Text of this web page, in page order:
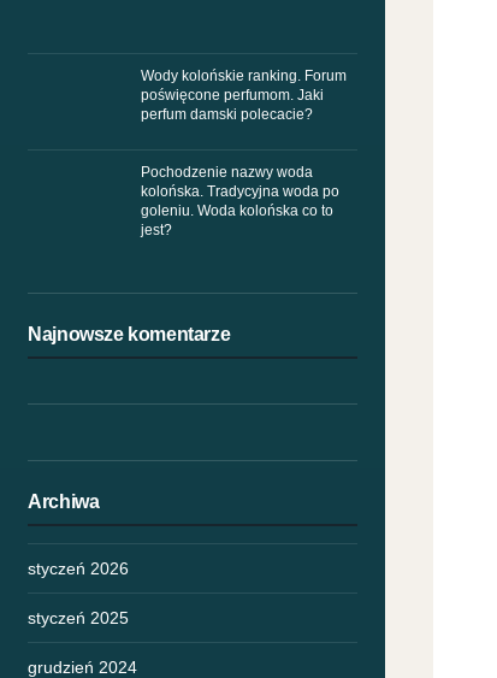
Wody kolońskie ranking. Forum
poświęcone perfumom. Jaki
perfum damski polecacie?
Pochodzenie nazwy woda
kolońska. Tradycyjna woda po
goleniu. Woda kolońska co to
jest?
Najnowsze komentarze
Archiwa
styczeń 2026
styczeń 2025
grudzień 2024